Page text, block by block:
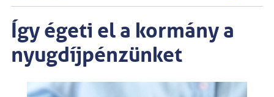
Így égeti el a kormány a
nyugdíjpénzünket